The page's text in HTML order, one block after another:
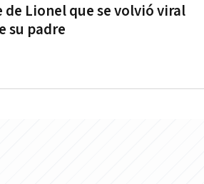
de Lionel que se volvió viral
su padre